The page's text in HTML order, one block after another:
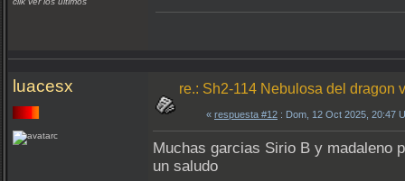
luacesx re.: Sh2-114 Nebulosa del dragon
« respuesta #12 : Dom, 12 Oct 2025, 20:47
Muchas garcias Sirio B y madaleno
un saludo